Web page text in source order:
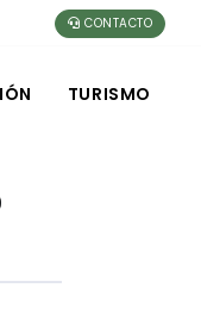
CONTACTO
TURISMO